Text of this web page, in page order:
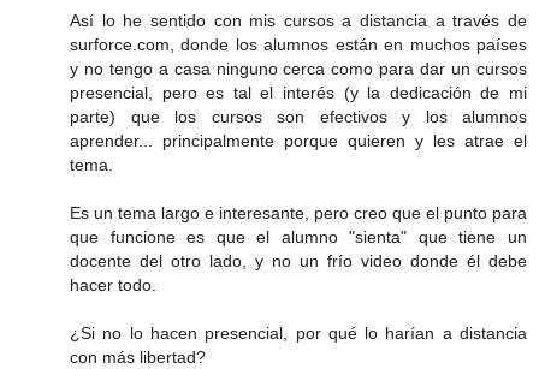
Así lo he sentido con mis cursos a distancia a través de
surforce.com, donde los alumnos están en muchos países
y no tengo a casa ninguno cerca como para dar un cursos
presencial, pero es tal el interés (y la dedicación de mi
parte) que los cursos son efectivos y los alumnos
aprender... principalmente porque quieren y les atrae el
tema.
Es un tema largo e interesante, pero creo que el punto para
que funcione es que el alumno "sienta" que tiene un
docente del otro lado, y no un frío video donde él debe
hacer todo.
¿Si no lo hacen presencial, por qué lo harían a distancia
con más libertad?